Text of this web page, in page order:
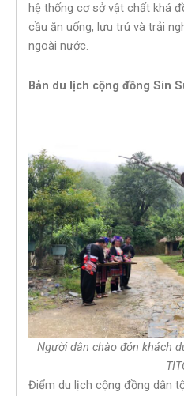
hệ thống cơ sở vật chất khá
cầu ăn uống, lưu trú và trải
ngoài nước.
Bản du lịch cộng đồng Sin
Người dân chào đón khách
Điểm du lịch cộng đồng dân